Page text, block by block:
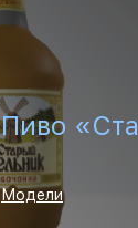
Пиво
Модели